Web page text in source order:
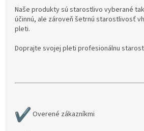
Naše produkty sú starostlivo vyberané
účinnú, ale zároveň šetrnú starostlivosť
pleti.
Doprajte svojej pleti profesionálnu
Overené zákazníkmi